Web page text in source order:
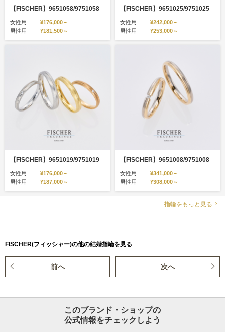
【FISCHER】9651058/9751058
女性用
¥176,000～
男性用
¥181,500～
【FISCHER】9651025/9751025
女性用
¥242,000～
男性用
¥253,000～
【FISCHER】9651019/9751019
女性用
¥176,000～
男性用
¥187,000～
【FISCHER】9651008/9751008
女性用
¥341,000～
男性用
¥308,000～
指輪をもっと見る
FISCHER(フィッシャー)の他の結婚指輪を見る
前へ 次へ
このブランド・ショップの
公式情報をチェックしよう